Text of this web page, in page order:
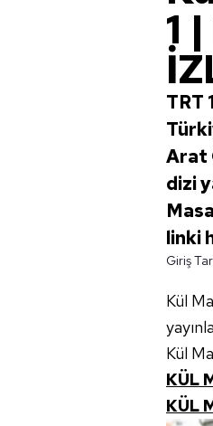
1
TRT
Arat
dizi
linki
Giriş
Kül
Kül
KÜL
KÜL